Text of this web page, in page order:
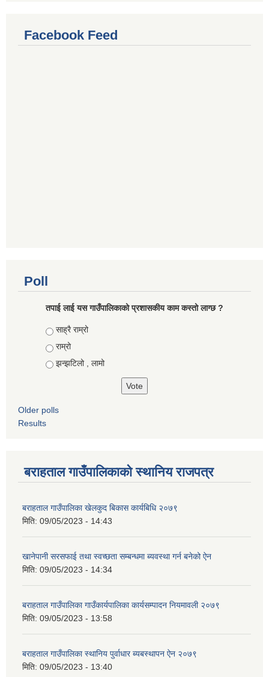
Facebook Feed
Poll
तपाई लाई यस गाउँपालिकाको प्रशासकीय काम कस्तो लाग्छ ?
Choices
साह्रै राम्रो
राम्रो
झन्झटिलो , लामो
Older polls
Results
बराहताल गाउँपालिकाको स्थानिय राजपत्र
बराहताल गाउँपालिका खेलकुद बिकास कार्यबिधि २०७९
मिति: 09/05/2023 - 14:43
खानेपानी सरसफाई तथा स्वच्छता सम्बन्धमा ब्यवस्था गर्न बनेको ऐन
मिति: 09/05/2023 - 14:34
बराहताल गाउँपालिका गाउँकार्यपालिका कार्यसम्पादन नियमावली २०७९
मिति: 09/05/2023 - 13:58
बराहताल गाउँपालिका स्थानिय पुर्वाधार ब्यबस्थापन ऐन २०७९
मिति: 09/05/2023 - 13:40